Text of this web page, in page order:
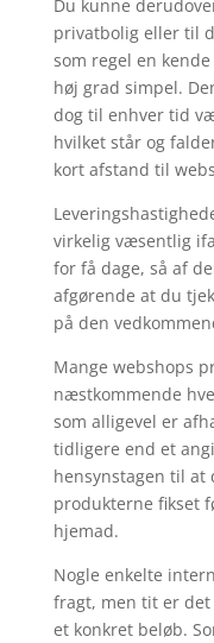
Du kunne
privatbolig eller til
som regel en
høj grad simpel.
dog til enhver tid
hvilket står og
kort afstand til
virkelig væsentlig
for få dage, så af
afgørende at du
på den
Mange webshops
næstkommende
som alligevel er
tidligere end et
hensynstagen til at
produkterne fikset
hjemad.
Nogle enkelte
fragt, men tit er
et konkret beløb.